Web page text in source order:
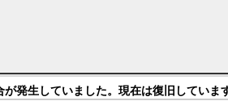
ラ紹介
発生していました。現在は復旧していま